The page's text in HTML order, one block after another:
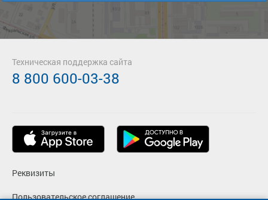
Реквизиты
Пользовательское соглашение
Техническая поддержка сайта
8 800 600-03-38